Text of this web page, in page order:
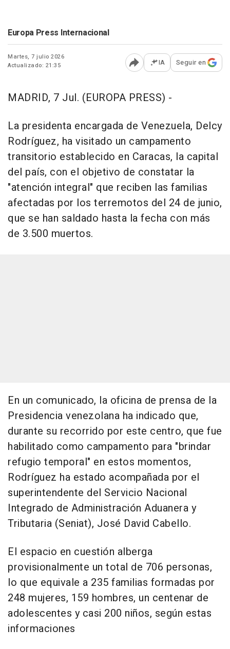
Europa Press Internacional
Martes, 7 julio 2026
Actualizado: 21:35
Abrir opciones para
IA Seguir en
MADRID, 7 Jul. (EUROPA PRESS) -
La presidenta encargada de Venezuela, Delcy
Rodríguez, ha visitado un campamento
transitorio establecido en Caracas, la capital
del país, con el objetivo de constatar la
"atención integral" que reciben las familias
afectadas por los terremotos del 24 de junio,
que se han saldado hasta la fecha con más
de 3.500 muertos.
En un comunicado, la oficina de prensa de la
Presidencia venezolana ha indicado que,
durante su recorrido por este centro, que fue
habilitado como campamento para "brindar
refugio temporal" en estos momentos,
Rodríguez ha estado acompañada por el
superintendente del Servicio Nacional
Integrado de Administración Aduanera y
Tributaria (Seniat), José David Cabello.
El espacio en cuestión alberga
provisionalmente un total de 706 personas,
lo que equivale a 235 familias formadas por
248 mujeres, 159 hombres, un centenar de
adolescentes y casi 200 niños, según estas
informaciones